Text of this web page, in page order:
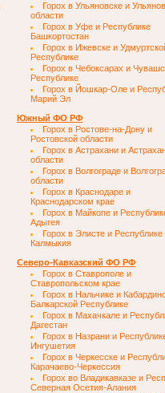
Горох в Ульяновске и
области
Горох в Уфе и Республике
Башкортостан
Горох в Ижевске и
Республике
Горох в Чебоксарах и
Республике
Горох в Йошкар-Оле и
Марий Эл
Южный ФО РФ
Горох в Ростове-на-Дону и
Ростовской области
Горох в Астрахани и
области
Горох в Волгограде и
области
Горох в Краснодаре и
Краснодарском крае
Горох в Майкопе и
Адыгея
Горох в Элисте и Республике
Калмыкия
Северо-Кавказский ФО РФ
Горох в Ставрополе и
Ставропольском крае
Горох в Нальчике и
Балкарской Республике
Горох в Махачкале и
Дагестан
Горох в Назрани и
Ингушетия
Горох в Черкесске и
Карачаево-Черкессия
Горох во Владикавказе и
Северная Осетия-Алания